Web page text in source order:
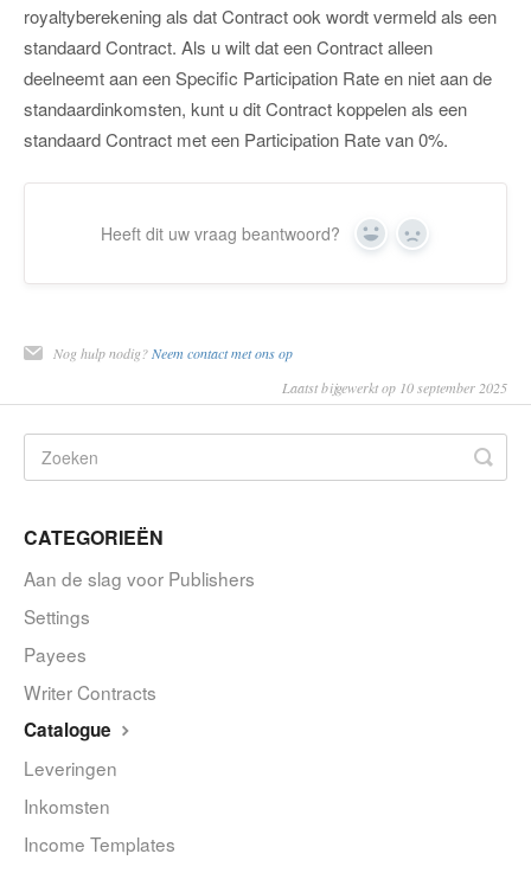
royaltyberekening als dat Contract ook wordt vermeld als een
standaard Contract. Als u wilt dat een Contract alleen
deelneemt aan een Specific Participation Rate en niet aan de
standaardinkomsten, kunt u dit Contract koppelen als een
standaard Contract met een Participation Rate van 0%.
Heeft dit uw vraag beantwoord? Ja Nee
Nog hulp nodig?Neem contact met ons op
Laatst bijgewerkt op 10 september 2025
CATEGORIEËN
Aan de slag voor Publishers
Settings
Payees
Writer Contracts
Catalogue
Leveringen
Inkomsten
Income Templates